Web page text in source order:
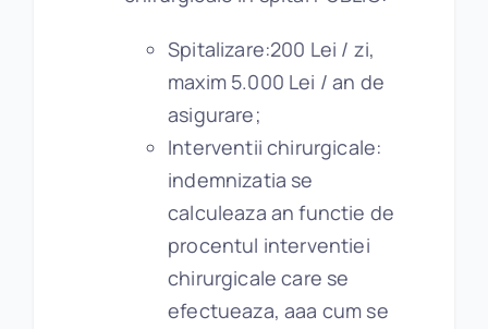
Spitalizare:200 Lei / zi,
maxim 5.000 Lei / an de
asigurare;
Interventii chirurgicale:
indemnizatia se
calculeaza an functie de
procentul interventiei
chirurgicale care se
efectueaza, aaa cum se